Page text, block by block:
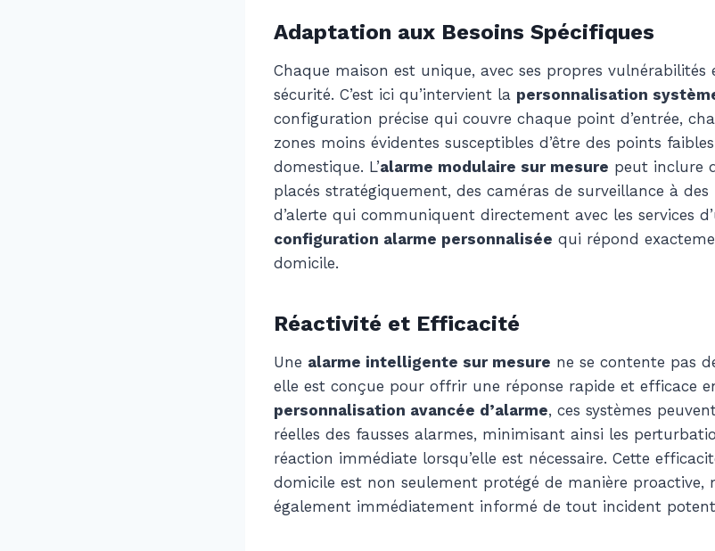
Adaptation aux Besoins Spécifiques
Chaque maison est unique, avec ses propres vulnérabilités
sécurité. C’est ici qu’intervient la personnalisation
configuration précise qui couvre chaque point d’entrée,
zones moins évidentes susceptibles d’être des points
domestique. L’alarme modulaire sur mesure peut inclure
placés stratégiquement, des caméras de surveillance à des
d’alerte qui communiquent directement avec les services
configuration alarme personnalisée qui répond
domicile.
Réactivité et Efficacité
Une alarme intelligente sur mesure ne se contente pas
elle est conçue pour offrir une réponse rapide et efficace
personnalisation avancée d’alarme, ces systèmes
réelles des fausses alarmes, minimisant ainsi les
réaction immédiate lorsqu’elle est nécessaire. Cette
domicile est non seulement protégé de manière proactive,
également immédiatement informé de tout incident